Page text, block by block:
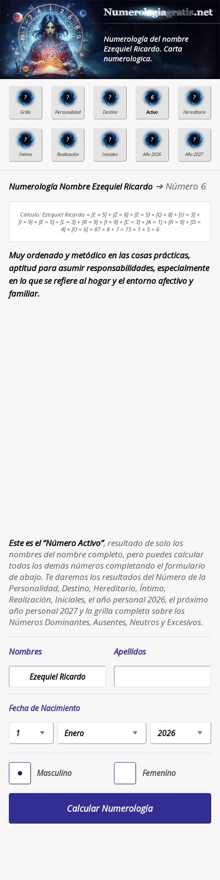
Numerología del nombre
Ezequiel Ricardo. Carta
numerologica.
? ? ? 6 ?
? ? ? ? ?
Numerología Nombre Ezequiel Ricardo➔ Número 6
Cálculo: Ezequiel Ricardo = [E = 5] + [Z = 8] + [E = 5] + [Q = 8] + [U = 3] +
[I = 9] + [E = 5] + [L = 3] + [R = 9] + [I = 9] + [C = 3] + [A = 1] + [R = 9] + [D =
4] + [O = 6] = 87 = 8 + 7 = 15 = 1 + 5 = 6
Muy ordenado y metódico en las cosas prácticas,
aptitud para asumir responsabilidades, especialmente
en lo que se refiere al hogar y el entorno afectivo y
familiar.
Este es el “Número Activo”, resultado de solo los
nombres del nombre completo, pero puedes calcular
todos los demás números completando el formulario
de abajo. Te daremos los resultados del Número de la
Personalidad, Destino, Hereditario, Íntimo,
Realización, Iniciales, el año personal 2026, el próximo
año personal 2027 y la grilla completa sobre los
Números Dominantes, Ausentes, Neutros y Excesivos.
Nombres Apellidos
Fecha de Nacimiento
Masculino Femenino